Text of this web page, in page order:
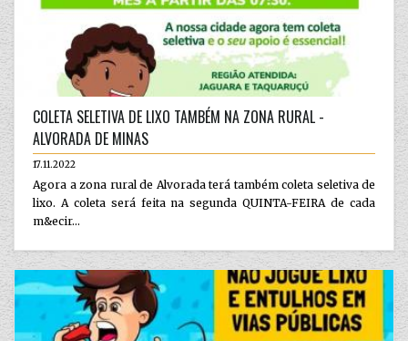
COLETA SELETIVA DE LIXO TAMBÉM NA ZONA RURAL -
ALVORADA DE MINAS
17.11.2022
Agora a zona rural de Alvorada terá também coleta seletiva de
lixo. A coleta será feita na segunda QUINTA-FEIRA de cada
m&ecir...